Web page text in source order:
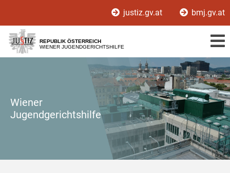
[1]
[2]
justiz.gv.at bmj.gv.at
REPUBLIK ÖSTERREICH
WIENER JUGENDGERICHTSHILFE
Wiener
Jugendgerichtshilfe